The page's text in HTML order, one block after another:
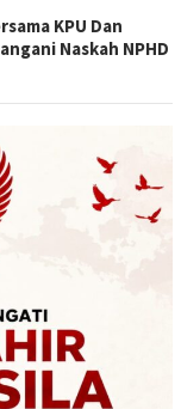
KPU Dan
Naskah NPHD